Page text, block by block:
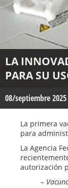
LA
PARA SU
08/septiembre 2025
La primera
para
La Agencia
autorización
–